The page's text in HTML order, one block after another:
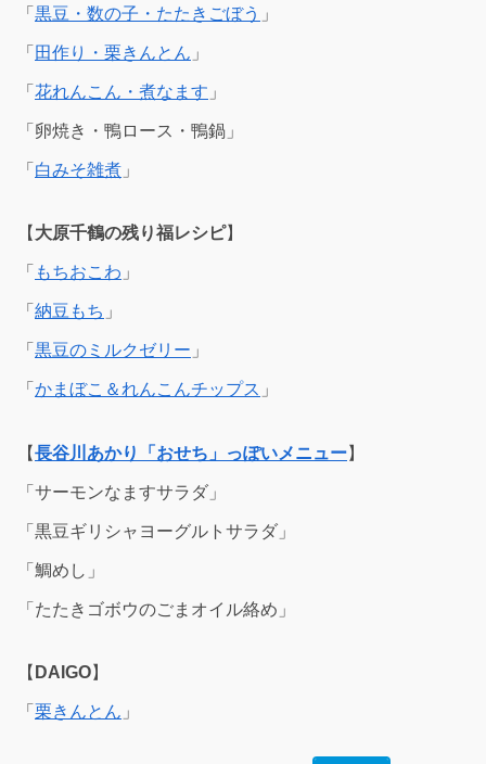
「 黒豆・数の子・たたきごぼう 」
「 田作り・栗きんとん 」
「 花れんこん・煮なます 」
「卵焼き・鴨ロース・鴨鍋」
「 白みそ雑煮 」
【 大原千鶴の残り福レシピ】
「 もちおこわ 」
「 納豆もち 」
「 黒豆のミルクゼリー 」
「 かまぼこ＆れんこんチップス 」
【長谷川あかり 「おせち」っぽいメニュー】
「サーモンなますサラダ」
「黒豆ギリシャヨーグルトサラダ」
「鯛めし」
「たたきゴボウのごまオイル絡め」
【 DAIGO】
「 栗きんとん 」